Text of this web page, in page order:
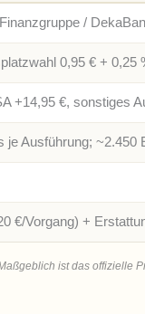
/
0,95 € + 0,25
+14,95 €, sonstiges
je Ausführung; ~2.450
€/Vorgang) +
ist das offizielle